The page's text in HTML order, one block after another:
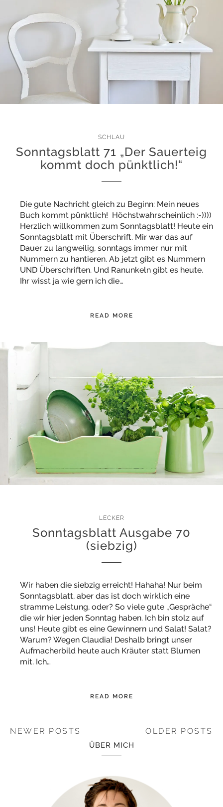
SCHLAU
Sonntagsblatt 71 „Der Sauerteig
kommt doch pünktlich!“
Die gute Nachricht gleich zu Beginn: Mein neues
Buch kommt pünktlich! Höchstwahrscheinlich :-))))
Herzlich willkommen zum Sonntagsblatt! Heute ein
Sonntagsblatt mit Überschrift. Mir war das auf
Dauer zu langweilig, sonntags immer nur mit
Nummern zu hantieren. Ab jetzt gibt es Nummern
UND Überschriften. Und Ranunkeln gibt es heute.
Ihr wisst ja wie gern ich die…
READ MORE
LECKER
Sonntagsblatt Ausgabe 70
(siebzig)
Wir haben die siebzig erreicht! Hahaha! Nur beim
Sonntagsblatt, aber das ist doch wirklich eine
stramme Leistung, oder? So viele gute „Gespräche“
die wir hier jeden Sonntag haben. Ich bin stolz auf
uns! Heute gibt es eine Gewinnern und Salat! Salat?
Warum? Wegen Claudia! Deshalb bringt unser
Aufmacherbild heute auch Kräuter statt Blumen
mit. Ich…
READ MORE
NEWER POSTS OLDER POSTS
ÜBER MICH